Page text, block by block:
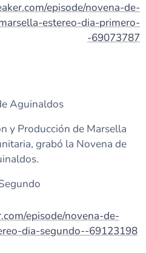
episode/novena-de-
estereo-dia-primero-
-69073787
Aguinaldos
y Producción de Marsella
grabó la Novena de
episode/novena-de-
dia-segundo--69123198